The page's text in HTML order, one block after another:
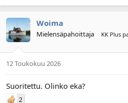
Woima
Mielensäpahoittaja KK Plus
12 Toukokuu 2026
Suoritettu. Olinko eka?
2